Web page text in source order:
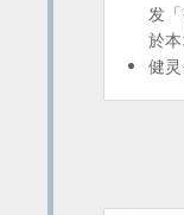
发
於
健